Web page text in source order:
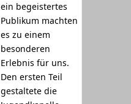
ein begeistertes
Publikum machten
es zu einem
besonderen
Erlebnis für uns.
Den ersten Teil
gestaltete die